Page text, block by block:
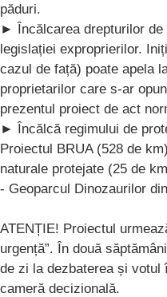
păduri.
► Încălcarea drepturilor de
legislației exproprierilor.
cazul de față) poate apela
proprietarilor care s-ar
prezentul proiect de act
► Încălcă regimului de
Proiectul BRUA (528 de
naturale protejate (25 de
- Geoparcul Dinozaurilor
ATENȚIE! Proiectul
urgență”. În două
de zi la dezbaterea și votul
cameră decizională.